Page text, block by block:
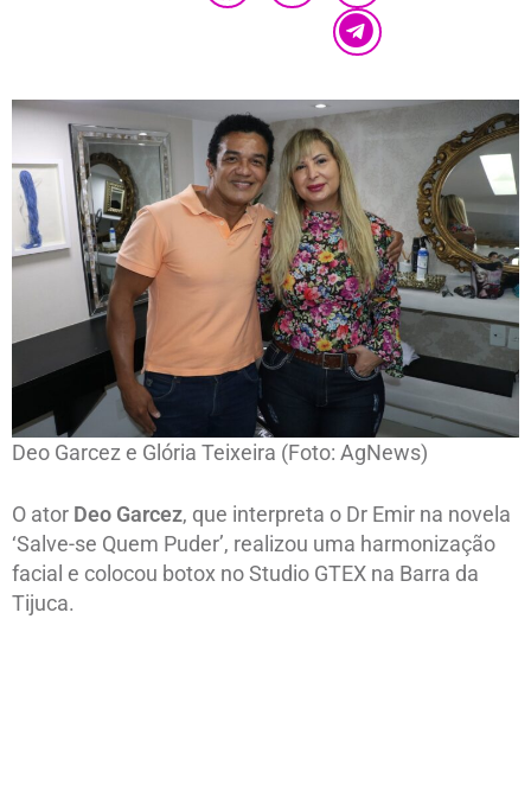
Deo Garcez e Glória Teixeira (Foto: AgNews)
O ator Deo Garcez, que interpreta o Dr Emir na novela
‘Salve-se Quem Puder’, realizou uma harmonização
facial e colocou botox no Studio GTEX na Barra da
Tijuca.